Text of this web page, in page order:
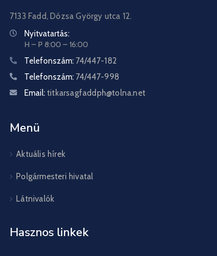
7133 Fadd, Dózsa György utca 12.
Nyitvatartás:
H – P 8:00 – 16:00
Telefonszám: 74/447-182
Telefonszám: 74/447-998
Email: titkarsagfaddph@tolna.net
Menü
Aktuális hírek
Polgármesteri hivatal
Látnivalók
Hasznos linkek